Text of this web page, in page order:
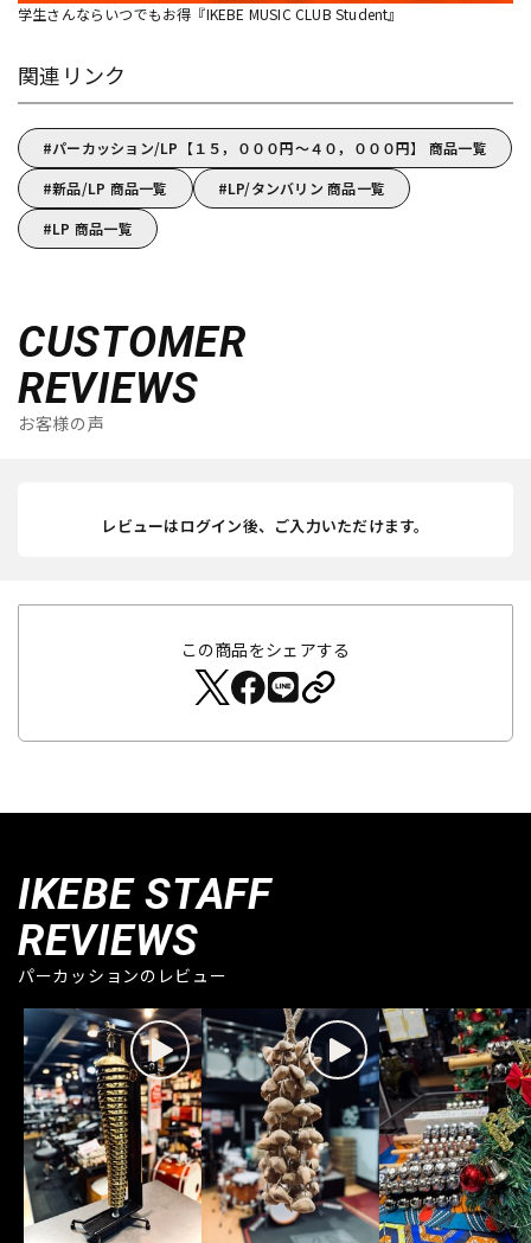
学生さんならいつでもお得『IKEBE MUSIC CLUB Student』
関連リンク
パーカッション/LP【１５，０００円～４０，０００円】 商品一覧
新品/LP 商品一覧
LP/タンバリン 商品一覧
LP 商品一覧
CUSTOMER
REVIEWS
お客様の声
レビューはログイン後、ご入力いただけます。
この商品をシェアする
IKEBE STAFF
REVIEWS
パーカッションのレビュー